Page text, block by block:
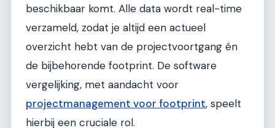
beschikbaar komt. Alle data wordt real-time
verzameld, zodat je altijd een actueel
overzicht hebt van de projectvoortgang én
de bijbehorende footprint. De software
vergelijking, met aandacht voor
projectmanagement voor footprint, speelt
hierbij een cruciale rol.